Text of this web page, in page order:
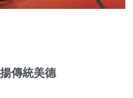
傳統美德